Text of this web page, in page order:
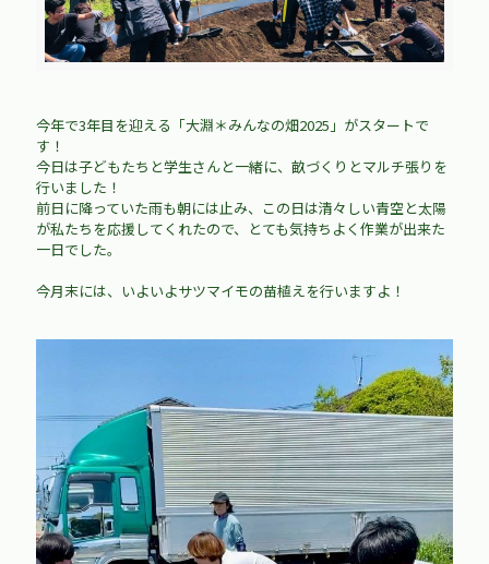
今年で3年目を迎える「大淵＊みんなの畑2025」がスタートで
す！
今日は子どもたちと学生さんと一緒に、畝づくりとマルチ張りを
行いました！
前日に降っていた雨も朝には止み、この日は清々しい青空と太陽
が私たちを応援してくれたので、とても気持ちよく作業が出来た
一日でした。
今月末には、いよいよサツマイモの苗植えを行いますよ！